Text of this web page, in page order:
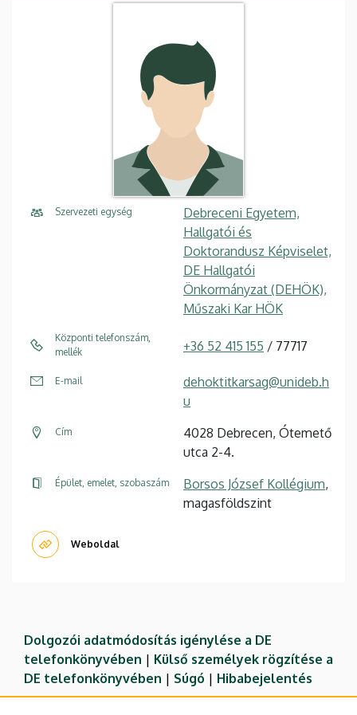
Szervezeti egység
Debreceni Egyetem,
Hallgatói és
Doktorandusz Képviselet,
DE Hallgatói
Önkormányzat (DEHÖK),
Műszaki Kar HÖK
Központi telefonszám,
mellék
+36 52 415 155 / 77717
E-mail
dehoktitkarsag@unideb.h
u
Cím
4028 Debrecen, Ótemető
utca 2-4.
Épület, emelet, szobaszám Borsos József Kollégium,
magasföldszint
Weboldal
Dolgozói adatmódosítás igénylése a DE
telefonkönyvében | Külső személyek rögzítése a
DE telefonkönyvében | Súgó | Hibabejelentés